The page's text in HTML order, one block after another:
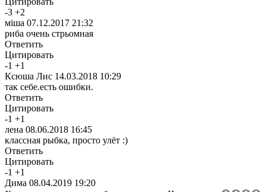
-3 +2
міша 07.12.2017 21:32
риба очень стрьомная
Ответить
Цитировать
-1 +1
Ксюша Лис 14.03.2018 10:29
так себе.есть ошибки.
Ответить
Цитировать
-1 +1
лена 08.06.2018 16:45
классная рыбка, просто улёт :)
Ответить
Цитировать
-1 +1
Дима 08.04.2019 19:20